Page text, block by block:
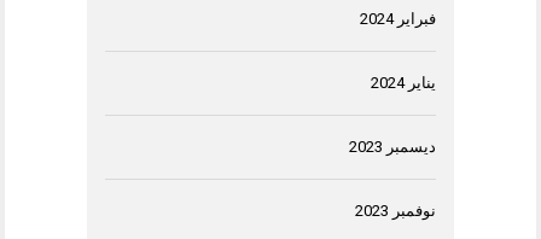
فبراير 2024
يناير 2024
ديسمبر 2023
نوفمبر 2023